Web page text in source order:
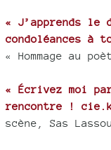
« J’apprends le
condoléances à
« Hommage au
« Écrivez moi
rencontre !
scène, Sas